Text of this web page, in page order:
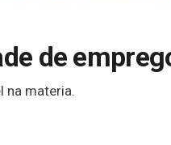
de
na materia.